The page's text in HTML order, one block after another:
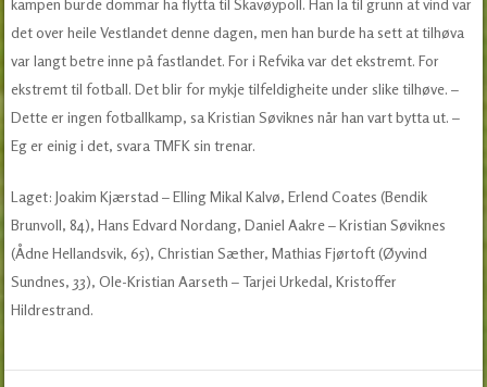
kampen burde dommar ha flytta til Skavøypoll. Han la til grunn at vind var
det over heile Vestlandet denne dagen, men han burde ha sett at tilhøva
var langt betre inne på fastlandet. For i Refvika var det ekstremt. For
ekstremt til fotball. Det blir for mykje tilfeldigheite under slike tilhøve. –
Dette er ingen fotballkamp, sa Kristian Søviknes når han vart bytta ut. –
Eg er einig i det, svara TMFK sin trenar.
Laget: Joakim Kjærstad – Elling Mikal Kalvø, Erlend Coates (Bendik
Brunvoll, 84), Hans Edvard Nordang, Daniel Aakre – Kristian Søviknes
(Ådne Hellandsvik, 65), Christian Sæther, Mathias Fjørtoft (Øyvind
Sundnes, 33), Ole-Kristian Aarseth – Tarjei Urkedal, Kristoffer
Hildrestrand.